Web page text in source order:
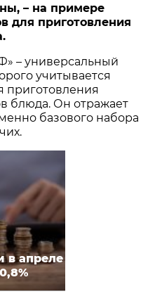
– на примере
для приготовления
– универсальный
учитывается
приготовления
блюда. Он отражает
базового набора
в апреле